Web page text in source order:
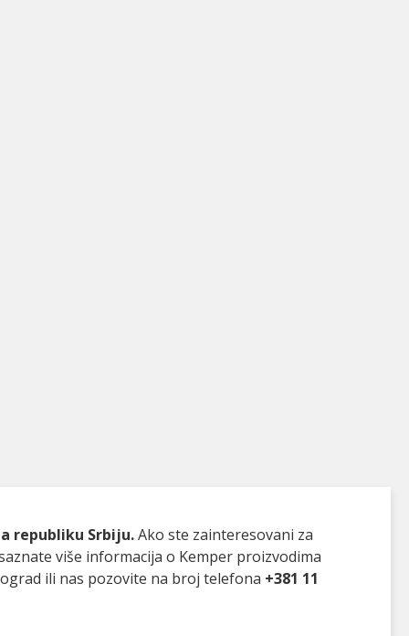
republiku Srbiju.Ako ste zainteresovani za
više informacija o Kemper proizvodima
ili nas pozovite na broj telefona +381 11